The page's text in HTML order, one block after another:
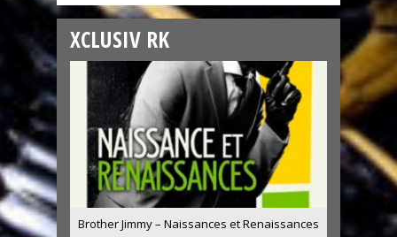
XCLUSIV RK
Brother Jimmy – Naissances et Renaissances